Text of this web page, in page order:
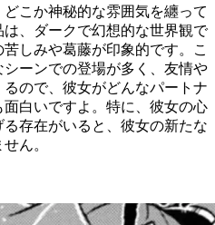
こか神秘的な雰囲気を纏って
、ダークで幻想的な世界観で
しみや葛藤が印象的です。こ
ーンでの登場が多く、友情や
ので、彼女がどんなパートナ
白いですよ。特に、彼女の心
存在がいると、彼女の新たな
ん。